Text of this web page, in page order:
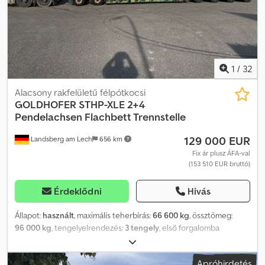
1 / 32
Landsberg am Lech 656 km
Alacsony rakfelületű félpótkocsi
GOLDHOFER STHP-XLE 2+4
Pendelachsen Flachbett Trennstelle
129 000 EUR
Fix ár plusz ÁFA-val
(153 510 EUR bruttó)
Érdeklődni Hívás
Állapot: használt, maximális teherbírás:66 600 kg, össztömeg:
96 000 kg, tengelyelrendezés: 3 tengely, első forgalomba
, STHP-XLE 2+4 (285) csuklós tengelyekkel
Tömegek, sebesség: 80 km/h Sátornyomás: 24 000 kg